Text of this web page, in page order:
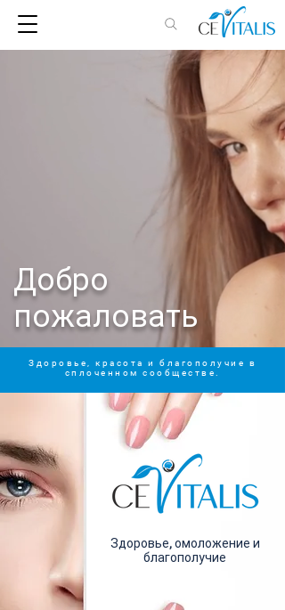
Добро
пожаловать
Здоровье, красота и благополучие в
сплоченном сообществе.
Здоровье, омоложение и
благополучие